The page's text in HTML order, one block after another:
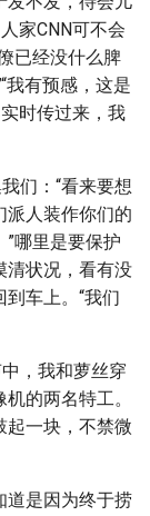
家CNN可不会
已经没什么脾
我有预感，这是
时传过来，我
们：“看来要想
派人装作你们的
哪里是要保护
清状况，看有没
车上。“我们
，我和萝丝穿
的两名特工。
起一块，不禁微
道是因为终于捞